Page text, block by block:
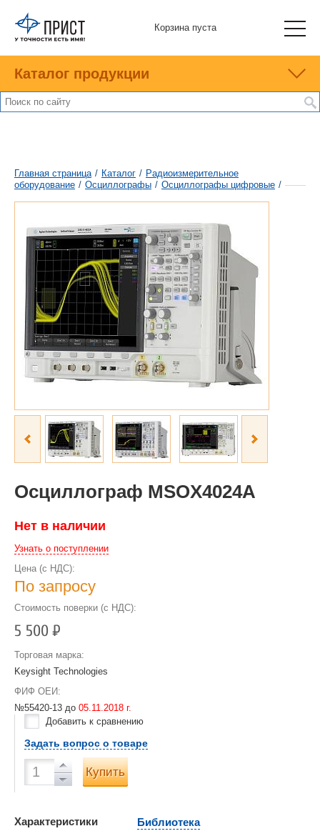
Корзина пуста
Каталог продукции
Главная страница / Каталог / Радиоизмерительное
оборудование / Осциллографы / Осциллографы цифровые /
Осциллограф MSOX4024A
Нет в наличии
Узнать о поступлении
Цена (с НДС):
По запросу
Стоимость поверки (с НДС):
5 500Р
Торговая марка:
Keysight Technologies
ФИФ ОЕИ:
№55420-13 до 05.11.2018 г.
Добавить к сравнению
Задать вопрос о товаре
Купить
Характеристики Библиотека